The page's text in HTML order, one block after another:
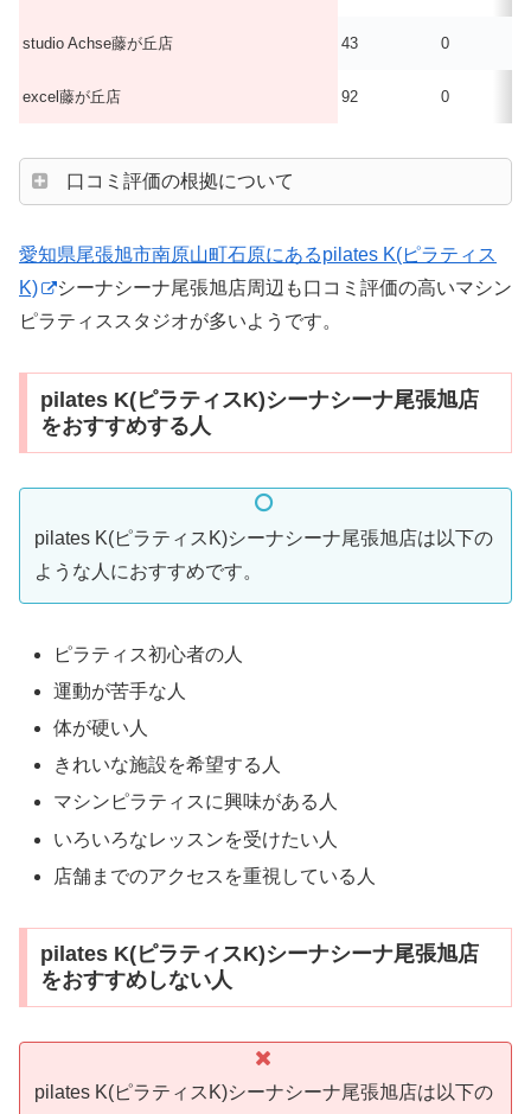
studio Achse藤が丘店 43 0
excel藤が丘店 92 0
口コミ評価の根拠について
愛知県尾張旭市南原山町石原にあるpilates K(ピラティス
K)
シーナシーナ尾張旭店周辺も口コミ評価の高いマシン
ピラティススタジオが多いようです。
pilates K(ピラティスK)シーナシーナ尾張旭店
をおすすめする人
pilates K(ピラティスK)シーナシーナ尾張旭店は以下の
ような人におすすめです。
ピラティス初心者の人
運動が苦手な人
体が硬い人
きれいな施設を希望する人
マシンピラティスに興味がある人
いろいろなレッスンを受けたい人
店舗までのアクセスを重視している人
pilates K(ピラティスK)シーナシーナ尾張旭店
をおすすめしない人
pilates K(ピラティスK)シーナシーナ尾張旭店は以下の